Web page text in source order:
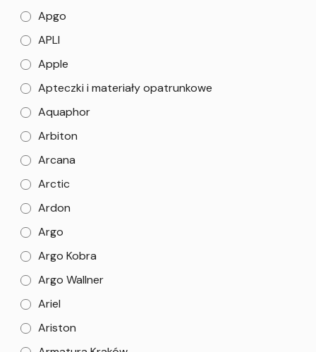
Apgo
APLI
Apple
Apteczki i materiały opatrunkowe
Aquaphor
Arbiton
Arcana
Arctic
Ardon
Argo
Argo Kobra
Argo Wallner
Ariel
Ariston